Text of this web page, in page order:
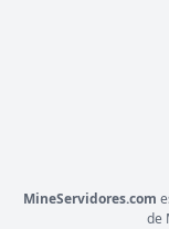
MineServidores.com
de